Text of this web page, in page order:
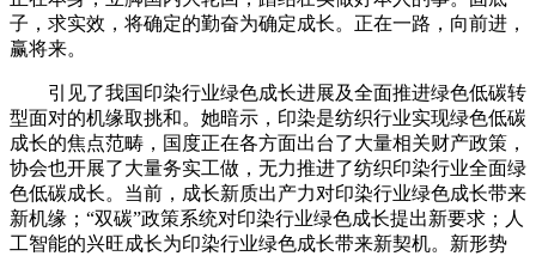
子，求实效，将确定的勤奋为确定成长。正在一路，向前进，
赢将来。
引见了我国印染行业绿色成长进展及全面推进绿色低碳转
型面对的机缘取挑和。她暗示，印染是纺织行业实现绿色低碳
成长的焦点范畴，国度正在各方面出台了大量相关财产政策，
协会也开展了大量务实工做，无力推进了纺织印染行业全面绿
色低碳成长。当前，成长新质出产力对印染行业绿色成长带来
新机缘；“双碳”政策系统对印染行业绿色成长提出新要求；人
工智能的兴旺成长为印染行业绿色成长带来新契机。新形势